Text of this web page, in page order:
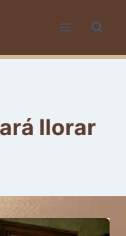
llorar